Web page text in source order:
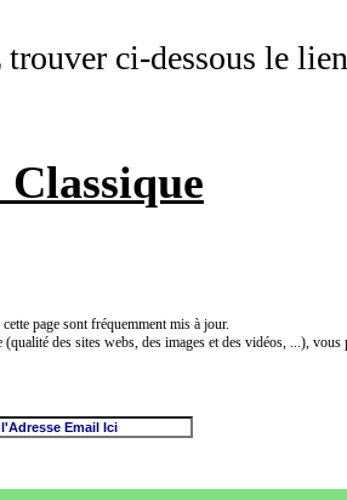
trouver ci-dessous le
page sont fréquemment mis à jour.
des sites webs, des images et des vidéos, ...),